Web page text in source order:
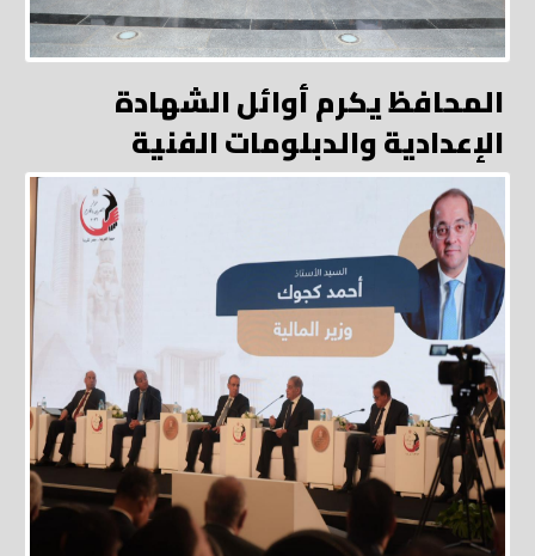
المحافظ يكرم أوائل الشهادة
الإعدادية والدبلومات الفنية